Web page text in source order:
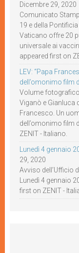
Dicembre 29, 2020
Comunicato
19 e della
Vaticano offre 20
universale ai
appeared first on
LEV: “Papa
dell’omonimo film
Volume
Viganò e Gianluca
Francesco. Un
dell’omonimo film
ZENIT - Italiano.
Lunedì 4 gennaio
29, 2020
Avviso dell’Ufficio
Lunedì 4 gennaio
first on ZENIT -